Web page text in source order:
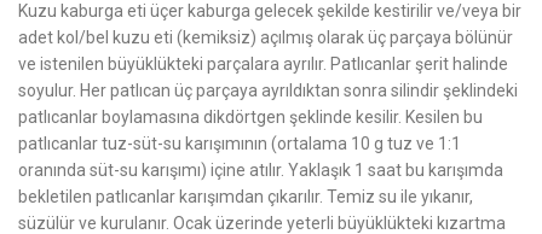
Kuzu kaburga eti üçer kaburga gelecek şekilde kestirilir ve/veya bir
adet kol/bel kuzu eti (kemiksiz) açılmış olarak üç parçaya bölünür
ve istenilen büyüklükteki parçalara ayrılır. Patlıcanlar şerit halinde
soyulur. Her patlıcan üç parçaya ayrıldıktan sonra silindir şeklindeki
patlıcanlar boylamasına dikdörtgen şeklinde kesilir. Kesilen bu
patlıcanlar tuz-süt-su karışımının (ortalama 10 g tuz ve 1:1
oranında süt-su karışımı) içine atılır. Yaklaşık 1 saat bu karışımda
bekletilen patlıcanlar karışımdan çıkarılır. Temiz su ile yıkanır,
süzülür ve kurulanır. Ocak üzerinde yeterli büyüklükteki kızartma